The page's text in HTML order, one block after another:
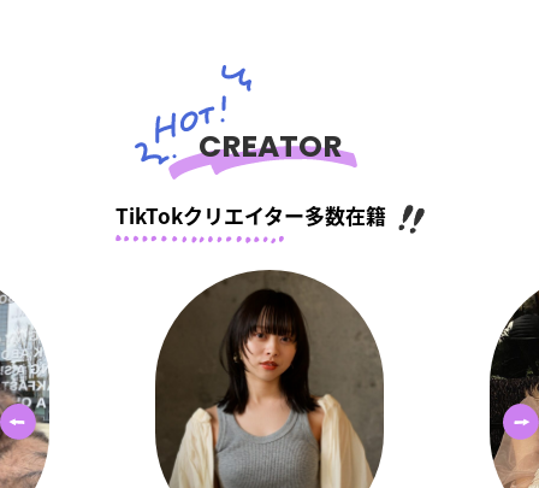
CREATOR
TikTokクリエイター多数在籍